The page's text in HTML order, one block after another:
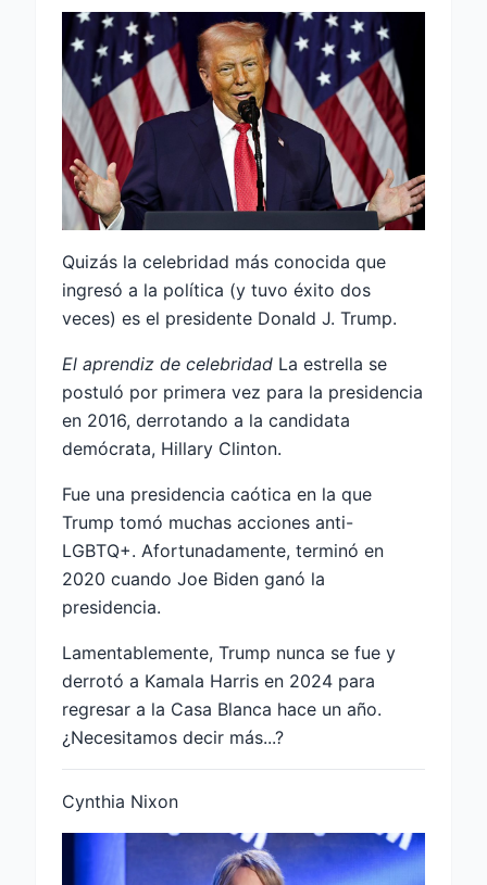
Quizás la celebridad más conocida que
ingresó a la política (y tuvo éxito dos
veces) es el presidente Donald J. Trump.
El aprendiz de celebridad La estrella se
postuló por primera vez para la presidencia
en 2016, derrotando a la candidata
demócrata, Hillary Clinton.
Fue una presidencia caótica en la que
Trump tomó muchas acciones anti-
LGBTQ+. Afortunadamente, terminó en
2020 cuando Joe Biden ganó la
presidencia.
Lamentablemente, Trump nunca se fue y
derrotó a Kamala Harris en 2024 para
regresar a la Casa Blanca hace un año.
¿Necesitamos decir más...?
Cynthia Nixon